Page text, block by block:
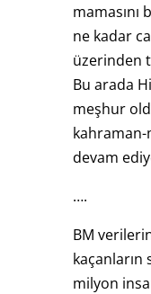
mamasını
ne kadar
üzerinden
Bu arada
meşhur
kahraman-
devam
….
BM
kaçanların
milyon